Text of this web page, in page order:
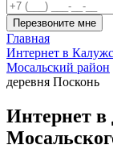
Перезвоните мне
Главная
Интернет в
Мосальский район
деревня Посконь
Интернет в